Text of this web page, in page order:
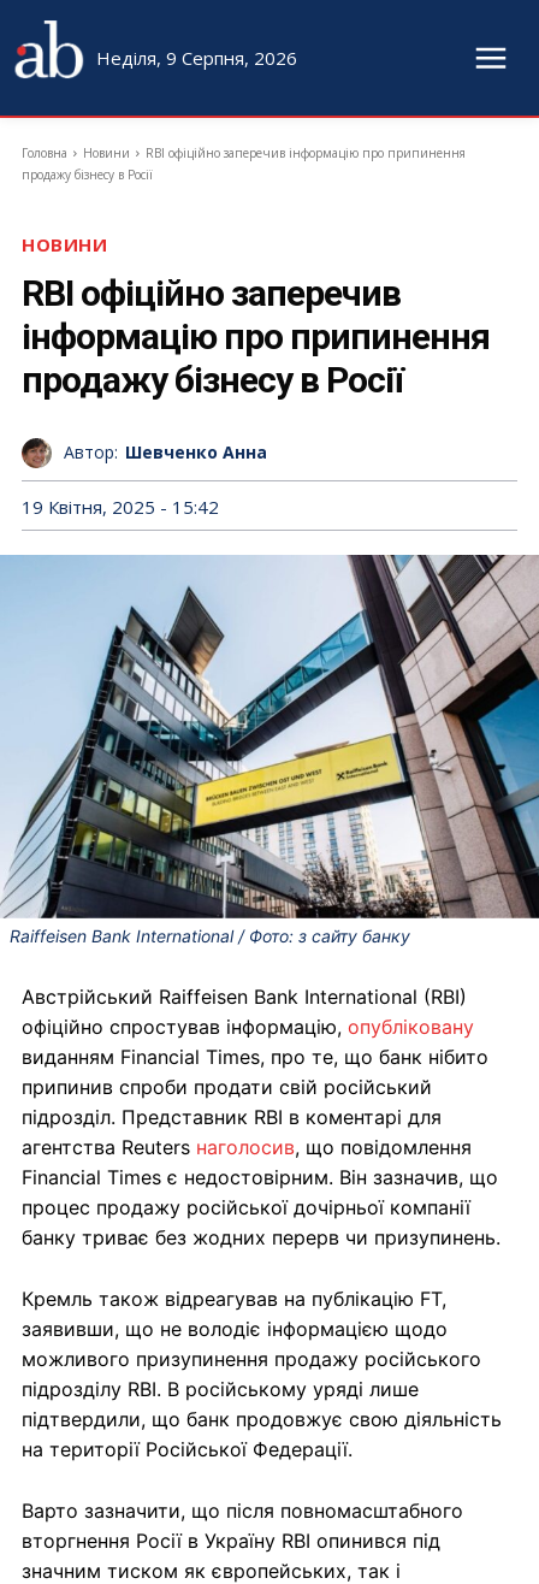
Неділя, 9 Серпня, 2026
Головна Новини
RBI офіційно заперечив інформацію про припинення
продажу бізнесу в Росії
НОВИНИ
RBI офіційно заперечив
інформацію про припинення
продажу бізнесу в Росії
Автор: Шевченко Анна
19 Квітня, 2025 - 15:42
Raiffeisen Bank International / Фото: з сайту банку
Австрійський Raiffeisen Bank International (RBI)
офіційно спростував інформацію, опубліковану
виданням Financial Times, про те, що банк нібито
припинив спроби продати свій російський
підрозділ. Представник RBI в коментарі для
агентства Reuters наголосив, що повідомлення
Financial Times є недостовірним. Він зазначив, що
процес продажу російської дочірньої компанії
банку триває без жодних перерв чи призупинень.
Кремль також відреагував на публікацію FT,
заявивши, що не володіє інформацією щодо
можливого призупинення продажу російського
підрозділу RBI. В російському уряді лише
підтвердили, що банк продовжує свою діяльність
на території Російської Федерації.
Варто зазначити, що після повномасштабного
вторгнення Росії в Україну RBI опинився під
значним тиском як європейських, так і